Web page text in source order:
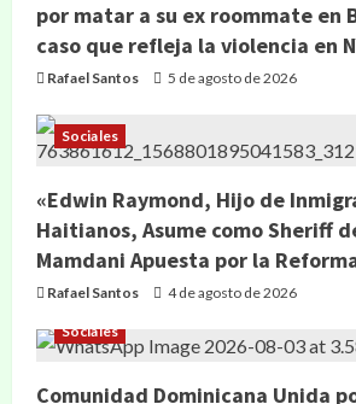
por matar a su ex roommate en
caso que refleja la violencia en
Rafael Santos 5 de agosto de 2026
Sociales
«Edwin Raymond, Hijo de
Haitianos, Asume como Sheriff
Mamdani Apuesta por la
Rafael Santos 4 de agosto de 2026
Sociales
Comunidad Dominicana Unida